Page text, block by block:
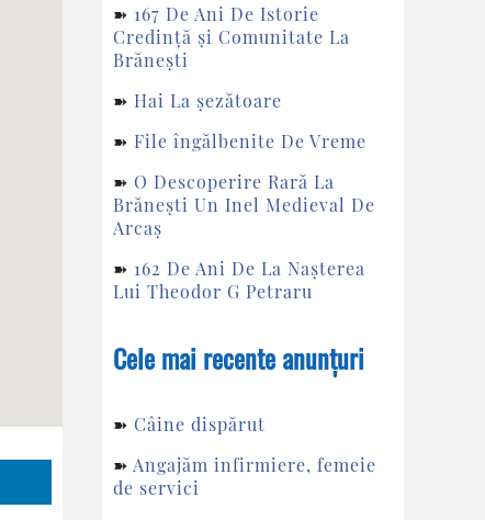
➽ 167 De Ani De Istorie
Credință și Comunitate La
Brănești
➽ Hai La șezătoare
➽ File îngălbenite De Vreme
➽ O Descoperire Rară La
Brănești Un Inel Medieval De
Arcaș
➽ 162 De Ani De La Nașterea
Lui Theodor G Petraru
Cele mai recente anunțuri
➽ Câine dispărut
➽ Angajăm infirmiere, femeie
de servici